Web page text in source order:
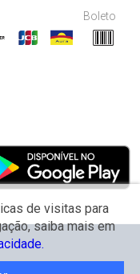
Boleto
de visitas para
saiba mais em